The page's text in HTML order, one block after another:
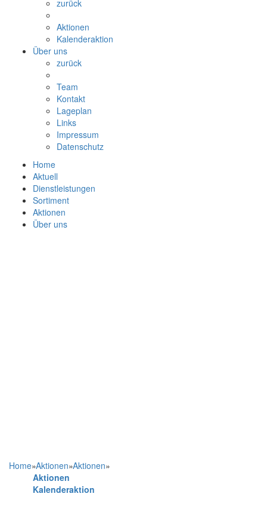
zurück
Aktionen
Kalenderaktion
Über uns
zurück
Team
Kontakt
Lageplan
Links
Impressum
Datenschutz
Home
Aktuell
Dienstleistungen
Sortiment
Aktionen
Über uns
Home»Aktionen»Aktionen»
Aktionen
Kalenderaktion